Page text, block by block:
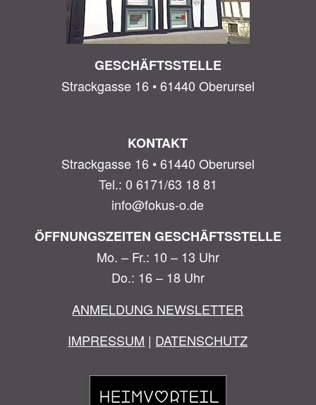
GESCHÄFTSSTELLE
Strackgasse 16 • 61440 Oberursel
KONTAKT
Strackgasse 16 • 61440 Oberursel
Tel.: 0 6171/63 18 81
info@fokus-o.de
ÖFFNUNGSZEITEN GESCHÄFTSSTELLE
Mo. – Fr.: 10 – 13 Uhr
Do.: 16 – 18 Uhr
ANMELDUNG NEWSLETTER
IMPRESSUM | DATENSCHUTZ